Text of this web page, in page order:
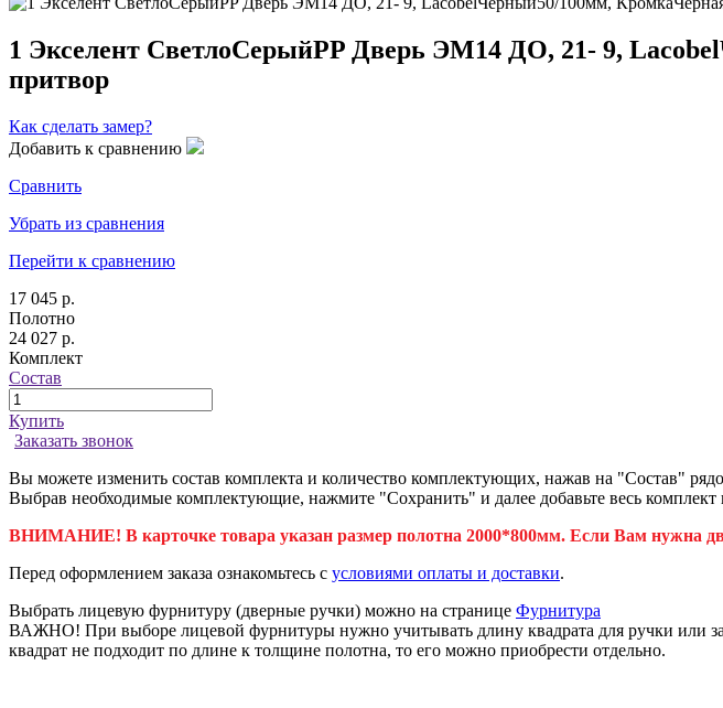
1 Экселент СветлоСерыйPP Дверь ЭМ14 ДО, 21- 9,
притвор
Как сделать замер?
Добавить к сравнению
Сравнить
Убрать из сравнения
Перейти к сравнению
17 045 р.
Полотно
24 027 р.
Комплект
Состав
Купить
Заказать звонок
Вы можете изменить состав комплекта и количество комплектующих, нажав на "Состав"
Выбрав необходимые комплектующие, нажмите "Сохранить" и далее добавьте весь
ВНИМАНИЕ! В карточке товара указан размер полотна 2000*800мм. Если Вам нужна
Перед оформлением заказа ознакомьтесь с условиями оплаты и доставки.
Выбрать лицевую фурнитуру (дверные ручки) можно на странице Фурнитура
ВАЖНО! При выборе лицевой фурнитуры нужно учитывать длину квадрата для ручки или
квадрат не подходит по длине к толщине полотна, то его можно приобрести отдельно.